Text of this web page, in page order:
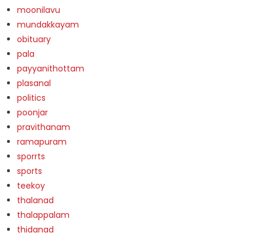
moonilavu
mundakkayam
obituary
pala
payyanithottam
plasanal
politics
poonjar
pravithanam
ramapuram
sporrts
sports
teekoy
thalanad
thalappalam
thidanad